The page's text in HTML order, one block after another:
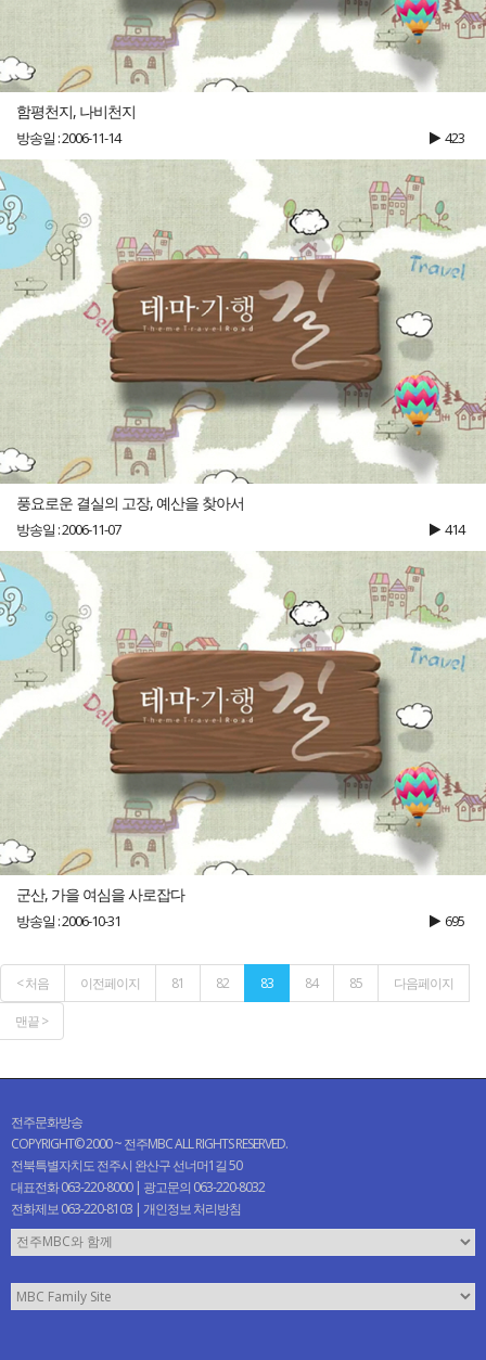
함평천지, 나비천지
방송일 : 2006-11-14 423
풍요로운 결실의 고장, 예산을 찾아서
방송일 : 2006-11-07 414
군산, 가을 여심을 사로잡다
방송일 : 2006-10-31 695
< 처음 이전페이지 81 82 83 84 85 다음페이지
맨끝 >
전주문화방송
COPYRIGHT© 2000 ~ 전주MBC ALL RIGHTS RESERVED.
전북특별자치도 전주시 완산구 선너머1길 50
대표전화 063-220-8000 | 광고문의 063-220-8032
전화제보 063-220-8103 | 개인정보 처리방침